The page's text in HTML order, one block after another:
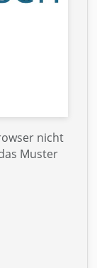
nicht
Muster